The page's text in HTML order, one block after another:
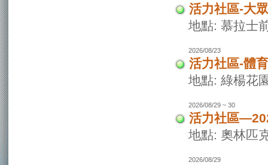
活力社區-大
地點: 慕拉士
2026/08/23
活力社區-體
地點: 綠楊花
2026/08/29 ~ 30
活力社區
地點: 奧林匹
2026/08/29